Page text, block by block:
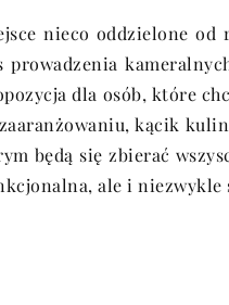
nieco oddzielone
prowadzenia
dla osób, które
kącik
będą się zbierać
ale i niezwykle